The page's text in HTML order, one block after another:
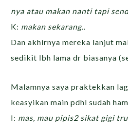
nya atau makan nanti tapi
K: makan sekarang..
Dan akhirnya mereka lanjut
sedikit lbh lama dr biasanya
Malamnya saya praktekkan
keasyikan main pdhl sudah
I: mas, mau pipis2 sikat gigi